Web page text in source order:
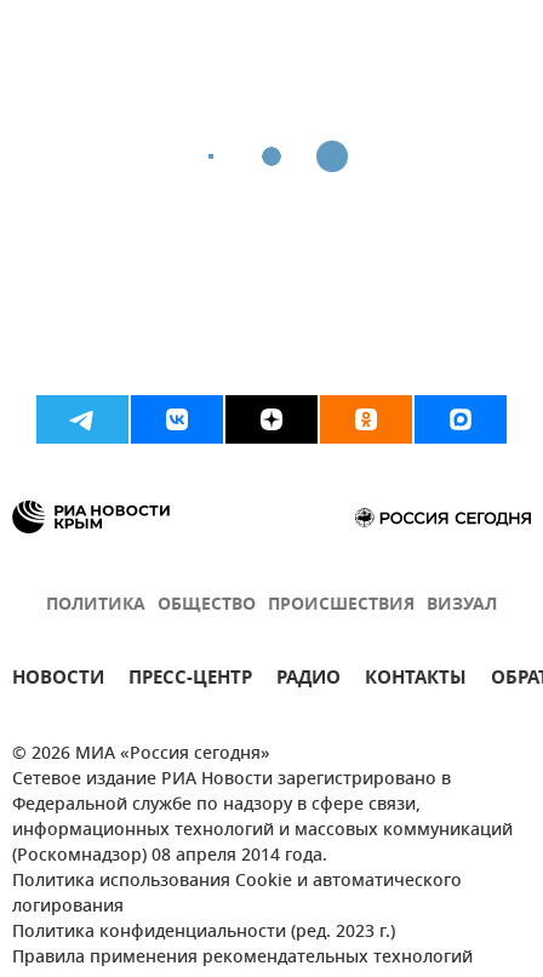
ПОЛИТИКА ОБЩЕСТВО ПРОИСШЕСТВИЯ ВИЗУАЛ
НОВОСТИ ПРЕСС-ЦЕНТР РАДИО КОНТАКТЫ
© 2026 МИА «Россия сегодня»
Сетевое издание РИА Новости зарегистрировано в
Федеральной службе по надзору в сфере связи,
информационных технологий и массовых коммуникаций
(Роскомнадзор) 08 апреля 2014 года.
Политика использования Cookie и автоматического
логирования
Политика конфиденциальности (ред. 2023 г.)
Правила применения рекомендательных технологий